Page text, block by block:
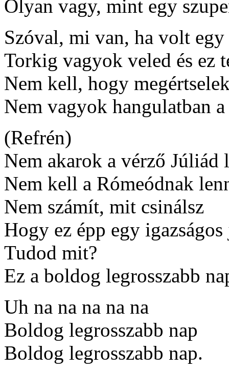
Olyan vagy, mint egy
Szóval, mi van, ha volt
Torkig vagyok veled és ez
Nem kell, hogy
Nem vagyok hangulatban
(Refrén)
Nem akarok a vérző Júliád
Nem kell a Rómeódnak
Nem számít, mit csinálsz
Hogy ez épp egy
Tudod mit?
Ez a boldog legrosszabb
Uh na na na na na
Boldog legrosszabb nap
Boldog legrosszabb nap.